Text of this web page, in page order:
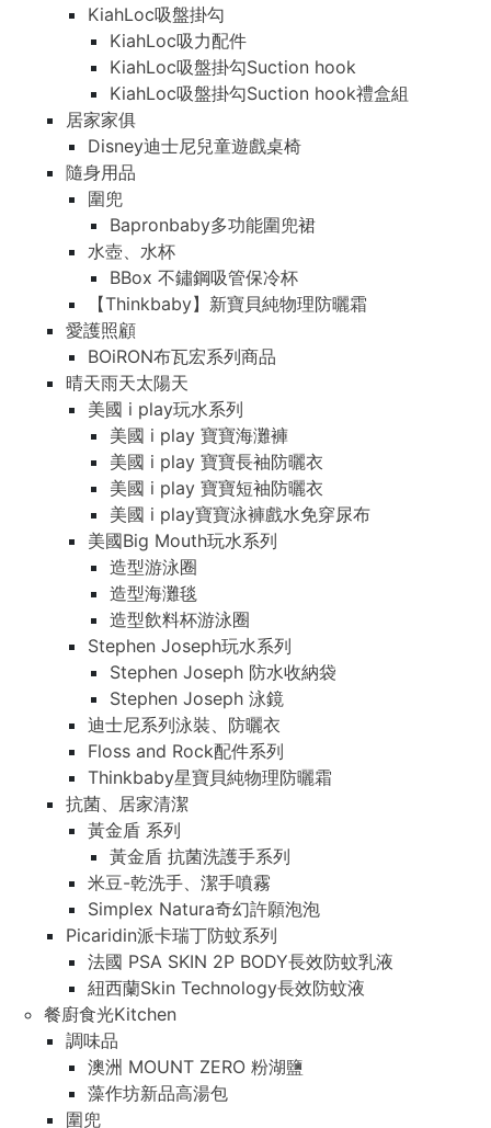
KiahLoc吸盤掛勾
KiahLoc吸力配件
KiahLoc吸盤掛勾Suction hook
KiahLoc吸盤掛勾Suction hook禮盒組
居家家俱
Disney迪士尼兒童遊戲桌椅
隨身用品
圍兜
Bapronbaby多功能圍兜裙
水壺、水杯
BBox 不鏽鋼吸管保冷杯
【Thinkbaby】新寶貝純物理防曬霜
愛護照顧
BOiRON布瓦宏系列商品
晴天雨天太陽天
美國 i play玩水系列
美國 i play 寶寶海灘褲
美國 i play 寶寶長袖防曬衣
美國 i play 寶寶短袖防曬衣
美國 i play寶寶泳褲戲水免穿尿布
美國Big Mouth玩水系列
造型游泳圈
造型海灘毯
造型飲料杯游泳圈
Stephen Joseph玩水系列
Stephen Joseph 防水收納袋
Stephen Joseph 泳鏡
迪士尼系列泳裝、防曬衣
Floss and Rock配件系列
Thinkbaby星寶貝純物理防曬霜
抗菌、居家清潔
黃金盾 系列
黃金盾 抗菌洗護手系列
米豆-乾洗手、潔手噴霧
Simplex Natura奇幻許願泡泡
Picaridin派卡瑞丁防蚊系列
法國 PSA SKIN 2P BODY長效防蚊乳液
紐西蘭Skin Technology長效防蚊液
餐廚食光Kitchen
調味品
澳洲 MOUNT ZERO 粉湖鹽
藻作坊新品高湯包
圍兜